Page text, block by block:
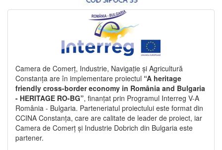
Camera de Comerț, Industrie, Navigație și Agricultură
Constanța are în implementare proiectul “A heritage
friendly cross-border economy in România and Bulgaria
- HERITAGE RO-BG”, finanțat prin Programul Interreg V-A
România - Bulgaria. Parteneriatul proiectului este format din
CCINA Constanța, care are calitate de leader de proiect, iar
Camera de Comerț și Industrie Dobrich din Bulgaria este
partener.